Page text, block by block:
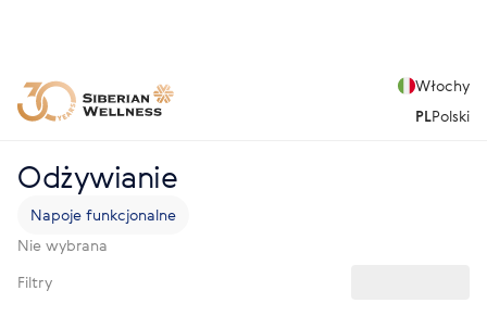
Włochy
PLPolski
Odżywianie
Napoje funkcjonalne
Nie wybrana
Filtry